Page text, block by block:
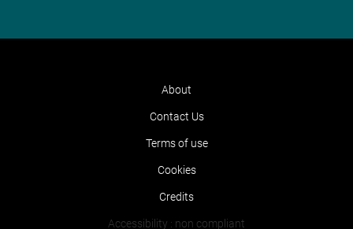
About
Contact Us
Terms of use
Cookies
Credits
Accessibility : non compliant